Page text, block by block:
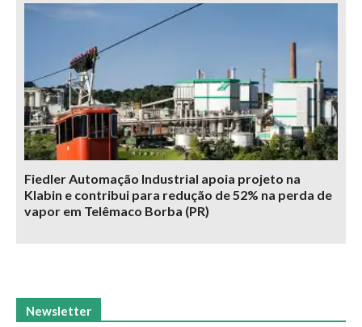
Fiedler Automação Industrial apoia projeto na
Klabin e contribui para redução de 52% na perda de
vapor em Telêmaco Borba (PR)
Newsletter